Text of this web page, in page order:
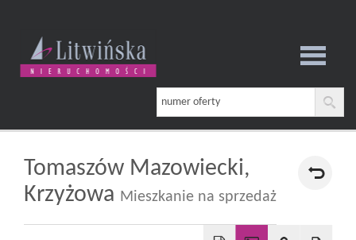
Strona
główna
Tomaszów Mazowiecki,
Krzyżowa Mieszkanie na sprzedaż